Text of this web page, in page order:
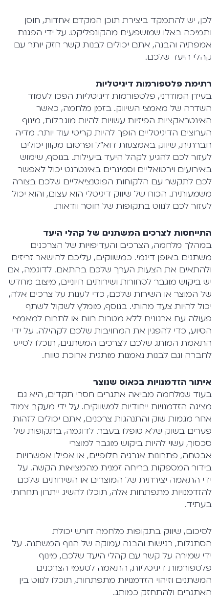
לכן, יש להתמקד ביצירת תוכן המקדם אחדות, חוסן
ותמיכה באלו שמושפעים מהקונפליקט. על ידי הפגנת
אמפתיה והבנה, אתם יכולים לבנות קשר חזק יותר עם
קהלי היעד שלכם.
רתימת פלטפורמות דיגיטליות
בעידן המודרני, פלטפורמות דיגיטליות הפכו לעמוד
השדרה של מאמצי השיווק. בזמן מלחמה, כאשר
האינטראקציות הפיזיות עשויות להיות מוגבלות, מינוף
הערוצים הדיגיטליים הופך להיות קריטי עוד יותר. מדיה
חברתית, שיווק באמצעות דוא"ל ופרסום מקוון יכולים
לעזור לכם להגיע לקהל היעד ביעילות. בנוסף, שימוש
באירועים וירטואליים וסמינרים באינטרנט יכול לאפשר
לכם לתקשר עם הלקוחות הפוטנציאליים שלכם בצורה
משמעותית. הכוח של שיווק דיגיטלי הוא עצום, והוא יכול
לעזור לכם לנווט בתקופות של חוסר וודאות.
התייחסות לצרכים המשתנים של קהלי היעד
במהלך מלחמה, הצרכים והעדיפויות של הצרכנים
משתנים באופן דינמי. כמשווקים, עליכם להישאר זריזים
ולהתאים את הצעות הערך שלכם בהתאם. לדוגמה, אם
יש ביקוש מוגבר לסחורות ושירותים חיוניים, מיצוב מחדש
של המוצר או השירות שלכם, כדי לענות על צרכים אלה,
יכול להיות צעד מהותי. בנוסף, מומלץ לשקול לשתף
פעולה עם ארגונים ללא מטרות רווח או לתרום למאמצי
הסיוע, כדי להפגין את המחויבות שלכם לקהילה. על ידי
התאמת המותג שלכם לצרכים המשתנים, תוכלו לסייע
לחברה וגם לבנות נאמנות מותגית ארוכת טווח.
איתור הזדמנויות בכאוס שנוצר
בעוד שמלחמה מביאה אתגרים חסרי תקדים, היא גם
מציגה הזדמנויות ייחודיות למשווקים. על ידי מעקב צמוד
אחר מגמות שוק והתנהגות צרכנים, אתם יכולים לזהות
פערים בשוק שלא טופלו בעבר. לדוגמה, בתקופות של
סכסוך, עשוי להיות ביקוש מוגבר למוצרי
אבטחה, פתרונות אנרגיה חלופיים, או אפילו אפשרויות
בידור המספקות בריחה זמנית מהמציאות הקשה. על
ידי התאמה יצירתית של המוצרים או השירותים שלכם
להזדמנויות מתפתחות אלה, תוכלו להשיג ייתרון תחרותי
בעתיד.
לסיכום, שיווק בתקופות מלחמה דורש יכולת
הסתגלות, רגישות והבנה עמוקה של הנוף המשתנה. על
ידי שמירה על קשר עם קהלי היעד שלכם, מינוף
פלטפורמות דיגיטליות, התאמה לטעמי הצרכנים
המשתנים וזיהוי הזדמנויות מתפתחות, תוכלו לנווט בין
האתגרים ולהתחזק כמותג.